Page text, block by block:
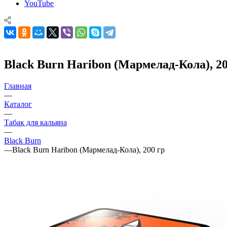
YouTube
Black Burn Haribon (Мармелад-Кола),
Главная
—
Каталог
—
Табак для кальяна
—
Black Burn
—Black Burn Haribon (Мармелад-Кола), 200 гр